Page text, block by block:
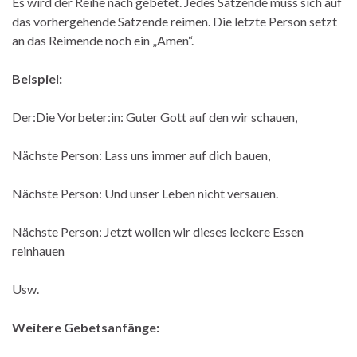
das vorhergehende Satzende reimen. Die letzte Person setzt
an das Reimende noch ein „Amen“.
Beispiel:
Der:Die Vorbeter:in: Guter Gott auf den wir schauen,
Nächste Person: Lass uns immer auf dich bauen,
Nächste Person: Und unser Leben nicht versauen.
Nächste Person: Jetzt wollen wir dieses leckere Essen
reinhauen
Usw.
Weitere Gebetsanfänge: